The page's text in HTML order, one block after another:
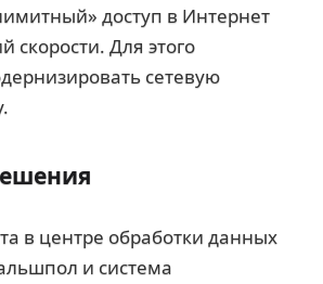
доступ в Интернет
скорости. Для этого
сетевую
в центре обработки данных
и система